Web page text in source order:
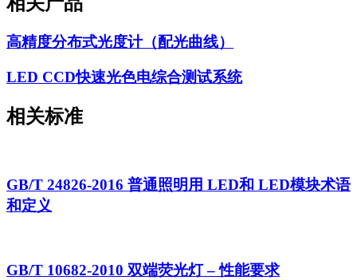
高精度分布式光度计（配光曲线）
LED CCD快速光色电综合测试系统
相关标准
GB/T 24826-2016 普通照明用 LED和 LED模块术语
和定义
GB/T 10682-2010 双端荧光灯 – 性能要求